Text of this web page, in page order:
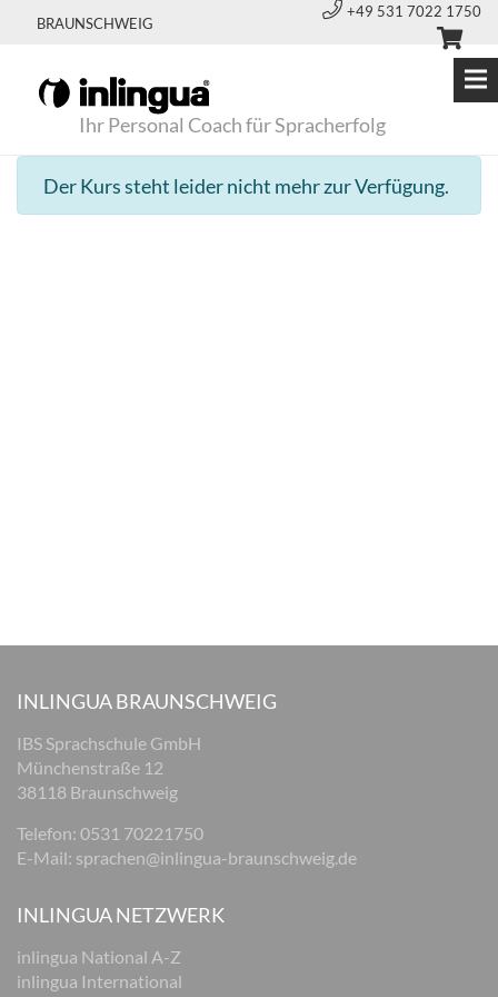
BRAUNSCHWEIG
+49 531 7022 1750
Ihr Personal Coach für Spracherfolg
Der Kurs steht leider nicht mehr zur Verfügung.
INLINGUA BRAUNSCHWEIG
IBS Sprachschule GmbH
Münchenstraße 12
38118 Braunschweig
Telefon: 0531 70221750
E-Mail: sprachen@inlingua-braunschweig.de
INLINGUA NETZWERK
inlingua National A-Z
inlingua International